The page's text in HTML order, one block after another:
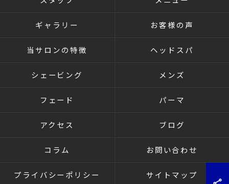
ギャラリー お客様の声
当サロンの特徴 ヘッドスパ
シェービング メンズ
フェード パーマ
アクセス ブログ
コラム お問い合わせ
プライバシーポリシー サイトマップ